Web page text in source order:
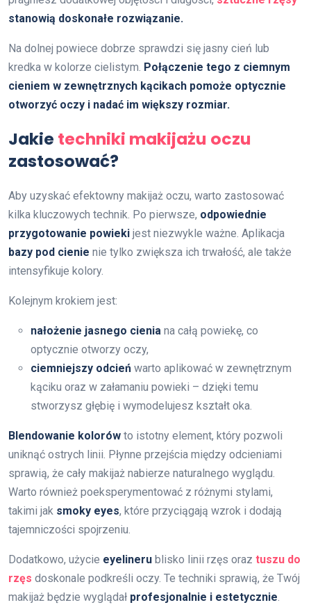
stanowią doskonałe rozwiązanie.
Na dolnej powiece dobrze sprawdzi się jasny cień lub
kredka w kolorze cielistym. Połączenie tego z ciemnym
cieniem w zewnętrznych kącikach pomoże optycznie
otworzyć oczy i nadać im większy rozmiar.
Jakie techniki makijażu oczu
zastosować?
Aby uzyskać efektowny makijaż oczu, warto zastosować
kilka kluczowych technik. Po pierwsze, odpowiednie
przygotowanie powieki jest niezwykle ważne. Aplikacja
bazy pod cienie nie tylko zwiększa ich trwałość, ale także
intensyfikuje kolory.
Kolejnym krokiem jest:
nałożenie jasnego cienia na całą powiekę, co
optycznie otworzy oczy,
ciemniejszy odcień warto aplikować w zewnętrznym
kąciku oraz w załamaniu powieki – dzięki temu
stworzysz głębię i wymodelujesz kształt oka.
Blendowanie kolorów to istotny element, który pozwoli
uniknąć ostrych linii. Płynne przejścia między odcieniami
sprawią, że cały makijaż nabierze naturalnego wyglądu.
Warto również poeksperymentować z różnymi stylami,
takimi jak smoky eyes, które przyciągają wzrok i dodają
tajemniczości spojrzeniu.
Dodatkowo, użycie eyelineru blisko linii rzęs oraz tuszu do
rzęs doskonale podkreśli oczy. Te techniki sprawią, że Twój
makijaż będzie wyglądał profesjonalnie i estetycznie.